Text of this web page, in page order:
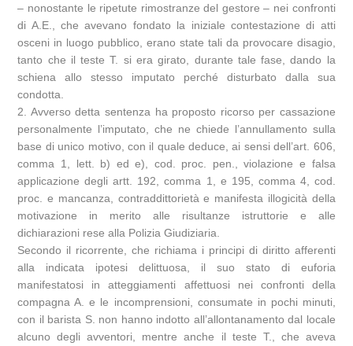
– nonostante le ripetute rimostranze del gestore – nei confronti
di A.E., che avevano fondato la iniziale contestazione di atti
osceni in luogo pubblico, erano state tali da provocare disagio,
tanto che il teste T. si era girato, durante tale fase, dando la
schiena allo stesso imputato perché disturbato dalla sua
condotta.
2. Avverso detta sentenza ha proposto ricorso per cassazione
personalmente l’imputato, che ne chiede l’annullamento sulla
base di unico motivo, con il quale deduce, ai sensi dell’art. 606,
comma 1, lett. b) ed e), cod. proc. pen., violazione e falsa
applicazione degli artt. 192, comma 1, e 195, comma 4, cod.
proc. e mancanza, contraddittorietà e manifesta illogicità della
motivazione in merito alle risultanze istruttorie e alle
dichiarazioni rese alla Polizia Giudiziaria.
Secondo il ricorrente, che richiama i principi di diritto afferenti
alla indicata ipotesi delittuosa, il suo stato di euforia
manifestatosi in atteggiamenti affettuosi nei confronti della
compagna A. e le incomprensioni, consumate in pochi minuti,
con il barista S. non hanno indotto all’allontanamento dal locale
alcuno degli avventori, mentre anche il teste T., che aveva